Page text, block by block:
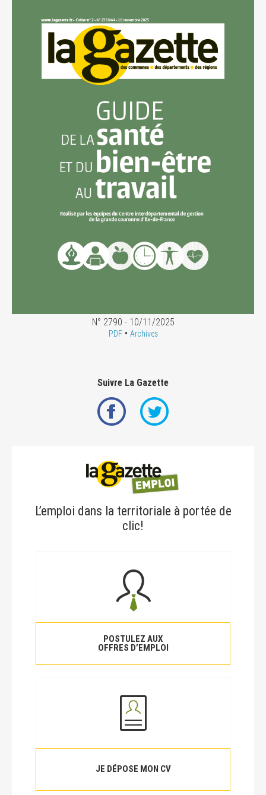
N° 2790 - 10/11/2025
PDF• Archives
Suivre La Gazette
L’emploi dans la territoriale à portée de
clic!
POSTULEZ AUX
OFFRES D’EMPLOI
JE DÉPOSE MON CV